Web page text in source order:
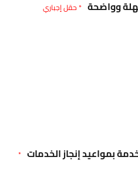
وواضحة * حقل إجباري
بمواعيد إنجاز الخدمات *